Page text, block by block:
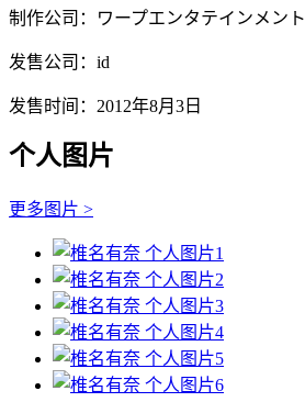
制作公司：ワープエンタテインメント
发售公司：id
发售时间：2012年8月3日
个人图片
更多图片 >